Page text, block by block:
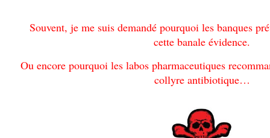
Souvent, je me suis demandé pourquoi les banques
cette banale évidence.
Ou encore pourquoi les labos pharmaceutiques
collyre antibiotique…